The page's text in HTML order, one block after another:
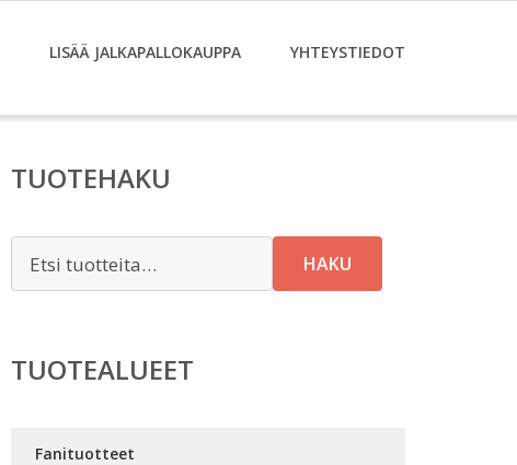
LISÄÄ JALKAPALLOKAUPPA YHTEYSTIEDOT
TUOTEHAKU
HAKU
TUOTEALUEET
Fanituotteet